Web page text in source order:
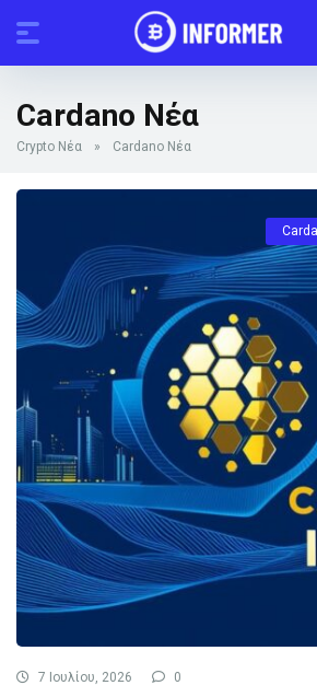
Cardano Νέα
Crypto Νέα » Cardano Νέα
7 Ιουλίου, 2026 0